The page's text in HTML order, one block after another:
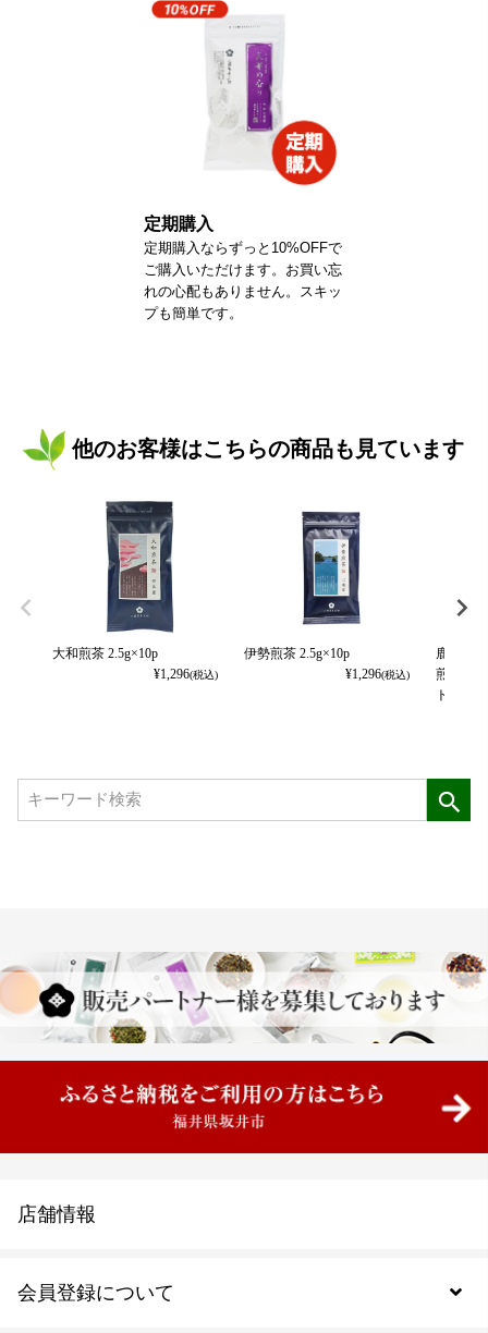
定期購入
定期購入ならずっと10%OFFで
ご購入いただけます。お買い忘
れの心配もありません。スキッ
プも簡単です。
他のお客様はこちらの商品も見ています
大和煎茶 2.5g×10p
¥1,296(税込)
伊勢煎茶 2.5g×10p
¥1,296(税込)
鹿児島
煎茶 式
ト
会員登録について
店舗情報